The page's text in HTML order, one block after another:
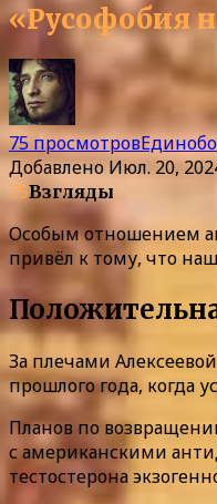
«Русофобия
75 просмотров
Добавлено Июл. 20,
75Взгляды
Особым отношением
привёл к тому, что
За плечами
прошлого года, когда
Планов по
с американскими
тестостерона